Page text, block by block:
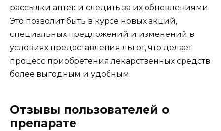
рассылки аптек и следить за их обновлениями.
Это позволит быть в курсе новых акций,
специальных предложений и изменений в
условиях предоставления льгот, что делает
процесс приобретения лекарственных средств
более выгодным и удобным.
Отзывы пользователей о
препарате